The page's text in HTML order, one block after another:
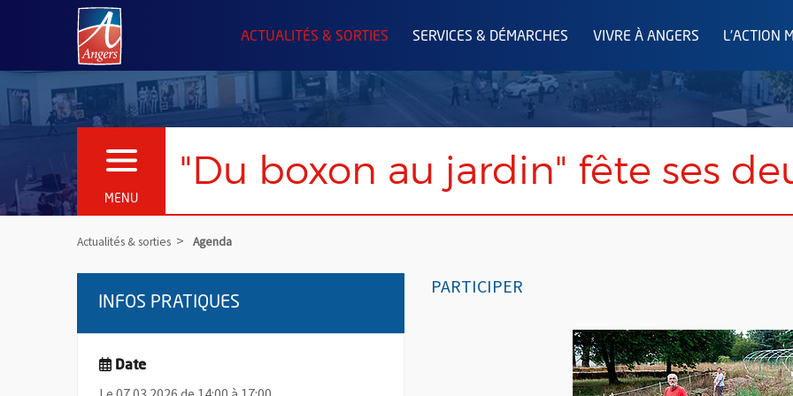
Angers.fr : Retour à l'accueil
ACTUALITÉS & SORTIES SERVICES & DÉMARCHES VIVRE À ANGERS L'ACTION
MENU
OUVRIR LE MENU "Du boxon au jardin" fête ses
Actualités & sorties Agenda
PARTICIPER
INFOS PRATIQUES
Date